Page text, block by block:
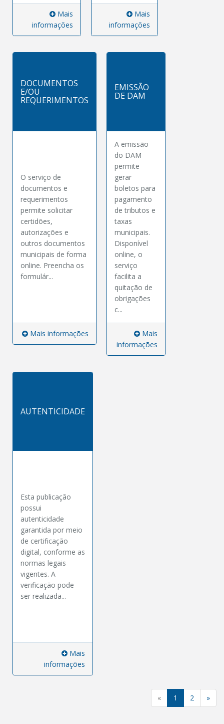
Mais
informações
Mais
informações
DOCUMENTOS
E/OU
REQUERIMENTOS
O serviço de
documentos e
requerimentos
permite solicitar
certidões,
autorizações e
outros documentos
municipais de forma
online. Preencha os
formulár...
Mais informações
EMISSÃO
DE DAM
A emissão
do DAM
permite
gerar
boletos para
pagamento
de tributos e
taxas
municipais.
Disponível
online, o
serviço
facilita a
quitação de
obrigações
c...
Mais
informações
AUTENTICIDADE
Esta publicação
possui
autenticidade
garantida por meio
de certificação
digital, conforme as
normas legais
vigentes. A
verificação pode
ser realizada...
Mais
informações
« 1 2 »